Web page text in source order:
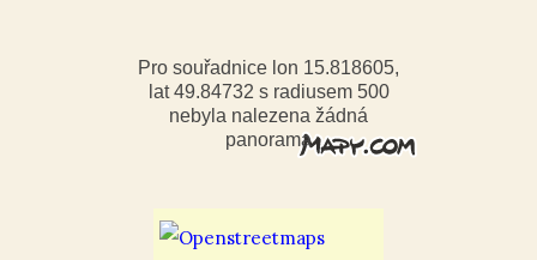
Pro souřadnice lon 15.818605,
lat 49.84732 s radiusem 500
nebyla nalezena žádná
panorama